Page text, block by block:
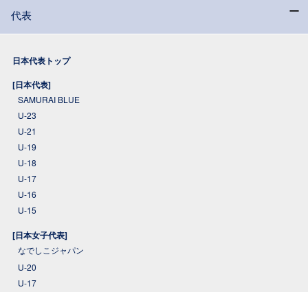
代表
日本代表トップ
[日本代表]
SAMURAI BLUE
U-23
U-21
U-19
U-18
U-17
U-16
U-15
[日本女子代表]
なでしこジャパン
U-20
U-17